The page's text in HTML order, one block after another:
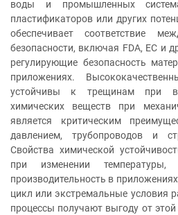
воды и промышленных
пластификаторов или других
обеспечивает соответствие
безопасности, включая FDA, ЕС и
регулирующие безопасность
приложениях.
устойчивы к трещинам при
химических веществ при
является критическим
давлением, трубопроводов и
Свойства химической
при изменении температуры,
производительность в
цикл или экстремальные условия
процессы получают выгоду от